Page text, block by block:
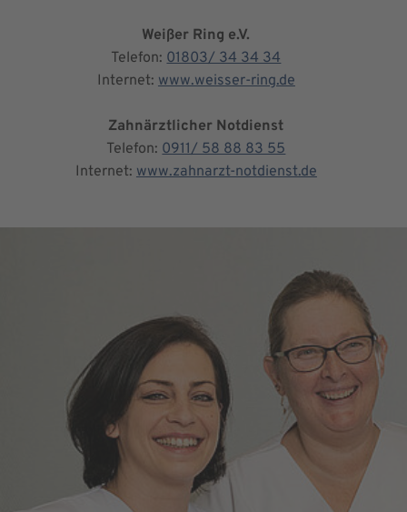
Weißer Ring e.V.
Telefon: 01803/ 34 34 34
Internet: www.weisser-ring.de
Zahnärztlicher Notdienst
Telefon: 0911/ 58 88 83 55
Internet: www.zahnarzt-notdienst.de